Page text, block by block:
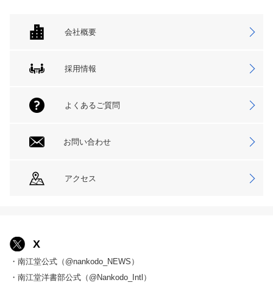
会社概要
採用情報
よくあるご質問
お問い合わせ
アクセス
X
・南江堂公式（@nankodo_NEWS）
・南江堂洋書部公式（@Nankodo_Intl）